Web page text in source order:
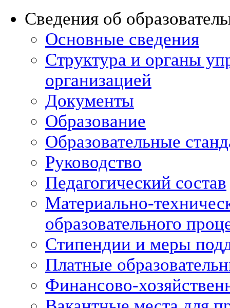
Сведения об
Основные сведения
Структура и органы
организацией
Документы
Образование
Образовательные
Руководство
Педагогический состав
Материально-
образовательного
Стипендии и меры
Платные
Финансово-